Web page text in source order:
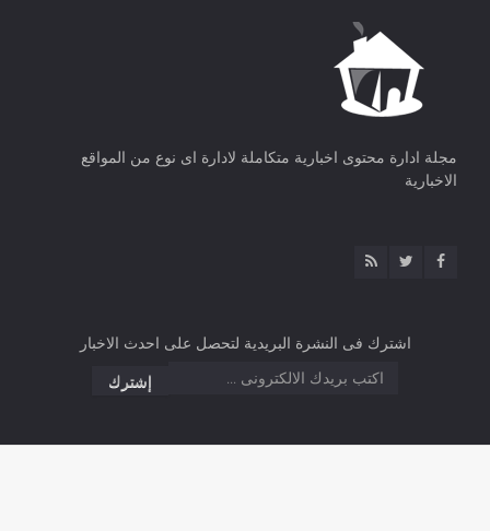
مجلة ادارة محتوى اخبارية متكاملة لادارة اى نوع من المواقع
الاخبارية
اشترك فى النشرة البريدية لتحصل على احدث الاخبار